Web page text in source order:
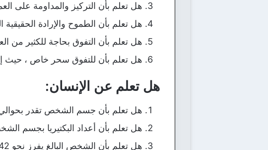
هل تعلم بأن التركيز والمداومة على
هل تعلم بأن الطموح والإرادة
هل تعلم بأن التفوق بحاجة للكثير من
هل تعلم بأن للتفوق سحر خاص ، حيث
هل تعلم عن الإنسان:
هل تعلم بأن جسم الشخص تقدر بحوالي
هل تعلم بأن أعداد البكتيريا بجسم
هل تعلم بأن الشخص البالغ يفرز نحو 1.42 لتر من البول يومياً.